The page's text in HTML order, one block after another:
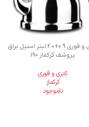
کتری و قوری 0.9+2.0 لیتر استیل براق
پروشف کرکماز 190
کتری و قوری
کرکماز
ناموجود